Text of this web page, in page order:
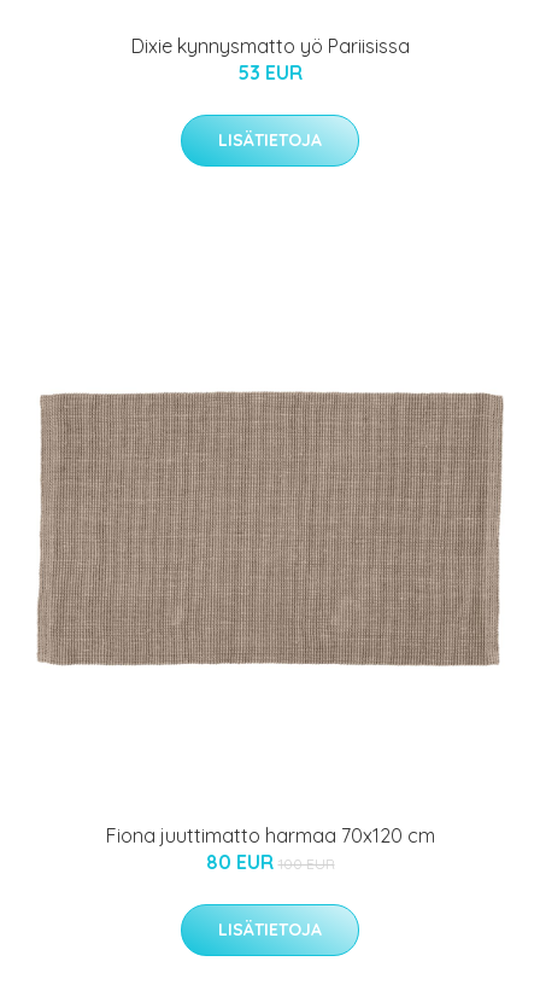
Dixie kynnysmatto yö Pariisissa
53 EUR
LISÄTIETOJA
Fiona juuttimatto harmaa 70x120 cm
80 EUR 100 EUR
LISÄTIETOJA